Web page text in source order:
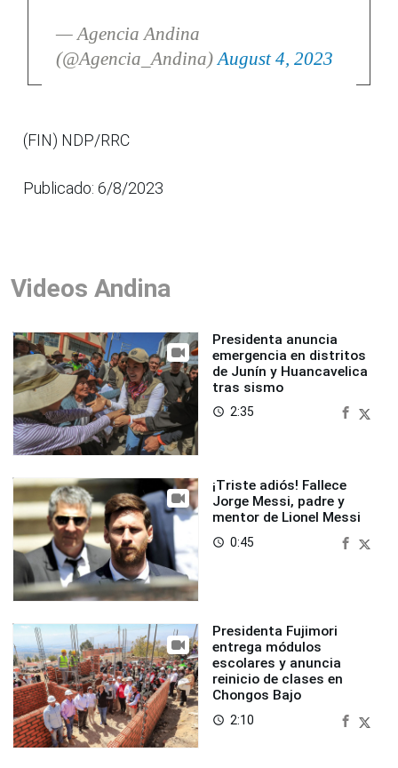
— Agencia Andina
(@Agencia_Andina)August 4, 2023
(FIN) NDP/RRC
Publicado: 6/8/2023
Videos Andina
Presidenta anuncia
emergencia en distritos
de Junín y Huancavelica
tras sismo
access_time 2:35
¡Triste adiós! Fallece
Jorge Messi, padre y
mentor de Lionel Messi
access_time 0:45
Presidenta Fujimori
entrega módulos
escolares y anuncia
reinicio de clases en
Chongos Bajo
access_time 2:10